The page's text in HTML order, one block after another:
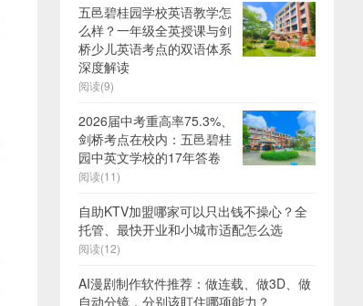
五邑碧桂园学校英语教学怎
么样？一年级全英授课与剑
桥少儿英语考点的双语体系
深度解读
阅读(9)
2026届中考重高率75.3%、
剑桥考点在校内：五邑碧桂
园中英文学校的17年答卷
阅读(11)
自助KTV加盟哪家可以只出钱不操心？全
托管、最快开业和小城市适配怎么选
阅读(12)
AI漫剧制作软件推荐：做连载、做3D、做
自动分镜，分别该盯住哪项能力？